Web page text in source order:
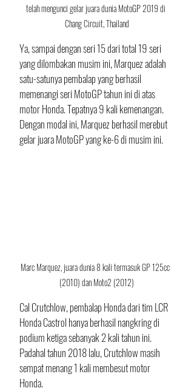
telah mengunci gelar juara dunia MotoGP 2019 di
Chang Circuit, Thailand
Ya, sampai dengan seri 15 dari total 19 seri
yang dilombakan musim ini, Marquez adalah
satu-satunya pembalap yang berhasil
memenangi seri MotoGP tahun ini di atas
motor Honda. Tepatnya 9 kali kemenangan.
Dengan modal ini, Marquez berhasil merebut
gelar juara MotoGP yang ke-6 di musim ini.
Marc Marquez, juara dunia 8 kali termasuk GP 125cc
(2010) dan Moto2 (2012)
Cal Crutchlow, pembalap Honda dari tim LCR
Honda Castrol hanya berhasil nangkring di
podium ketiga sebanyak 2 kali tahun ini.
Padahal tahun 2018 lalu, Crutchlow masih
sempat menang 1 kali membesut motor
Honda.